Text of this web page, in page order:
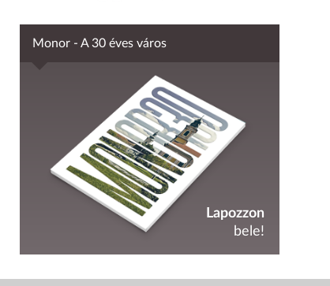
Monor - A 30 éves város
Lapozzon
bele!